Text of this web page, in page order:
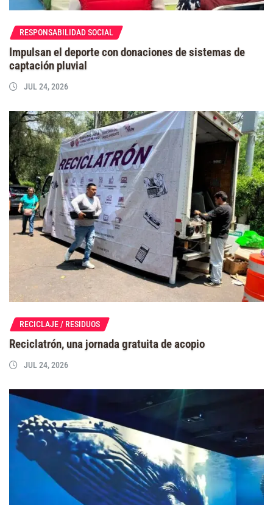
RESPONSABILIDAD SOCIAL
Impulsan el deporte con donaciones de sistemas de
captación pluvial
JUL 24, 2026
RECICLAJE / RESIDUOS
Reciclatrón, una jornada gratuita de acopio
JUL 24, 2026